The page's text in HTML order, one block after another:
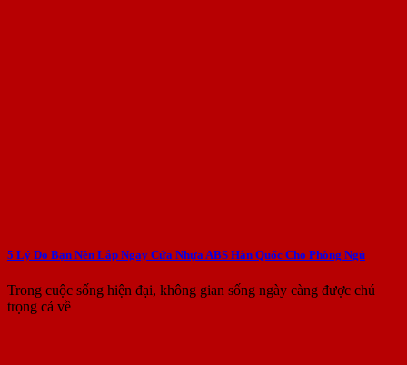
5 Lý Do Bạn Nên Lắp Ngay Cửa Nhựa ABS Hàn Quốc Cho Phòng Ngủ
Trong cuộc sống hiện đại, không gian sống ngày càng được chú
trọng cả về